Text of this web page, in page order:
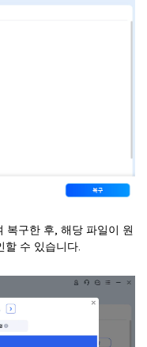
복구한 후, 해당 파일이 원
할 수 있습니다.